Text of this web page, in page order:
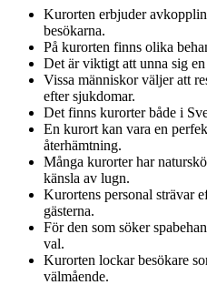
Kurorten erbjuder
besökarna.
På kurorten finns olika
Det är viktigt att unna sig
Vissa människor väljer att
efter sjukdomar.
Det finns kurorter både i
En kurort kan vara en
återhämtning.
Många kurorter har
känsla av lugn.
Kurortens personal strävar
gästerna.
För den som söker
val.
Kurorten lockar besökare
välmående.